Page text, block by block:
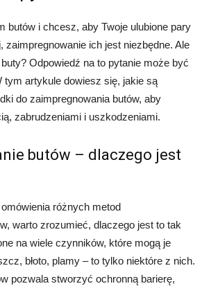
butów i chcesz, aby Twoje ulubione pary
zaimpregnowanie ich jest niezbędne. Ale
Odpowiedź na to pytanie może być
tym artykule dowiesz się, jakie są
do zaimpregnowania butów, aby
zabrudzeniami i uszkodzeniami.
butów – dlaczego jest
różnych metod
warto zrozumieć, dlaczego jest to tak
na wiele czynników, które mogą je
błoto, plamy – to tylko niektóre z nich.
pozwala stworzyć ochronną barierę,